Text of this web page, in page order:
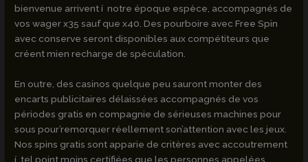
bienvenue arrivent í notre époque espèce, accompagnés de
vos wager x35 sauf que x40. Des pourboire avec Free Spin
avec conserve seront disponibles aux compétiteurs que
créent mien recharge de spéculation.
En outre, des casinos quelque peu sauront monter des
encarts publicitaires délaissées accompagnés de vos
périodes gratis en compagnie de sérieuses machines pour
sous pour’remorquer réellement son’attention avec les jeux.
Nos spins gratis sont apparie de critères avec accoutrement
í tel point moins certifiées que les personnes appelées